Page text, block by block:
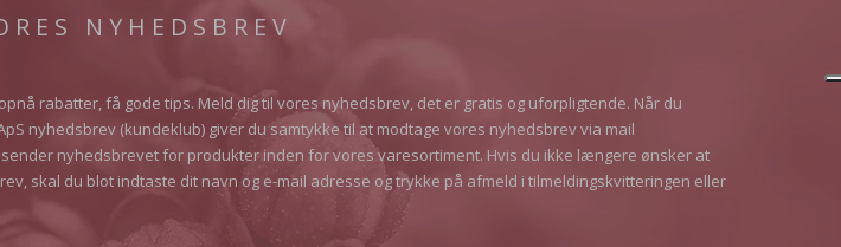
NYHEDSBREV
rabatter, få gode tips. Meld dig til vores nyhedsbrev, det er gratis og uforpligtende. Når du
nyhedsbrev (kundeklub) giver du samtykke til at modtage vores nyhedsbrev via mail
sender nyhedsbrevet for produkter inden for vores varesortiment. Hvis du ikke længere ønsker at
skal du blot indtaste dit navn og e-mail adresse og trykke på afmeld i tilmeldingskvitteringen eller